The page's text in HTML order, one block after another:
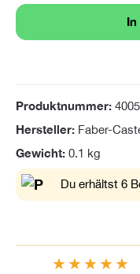
In
Produktnummer:
Hersteller: Faber-
Gewicht: 0.1 kg
Du erhältst 6
★★★★★